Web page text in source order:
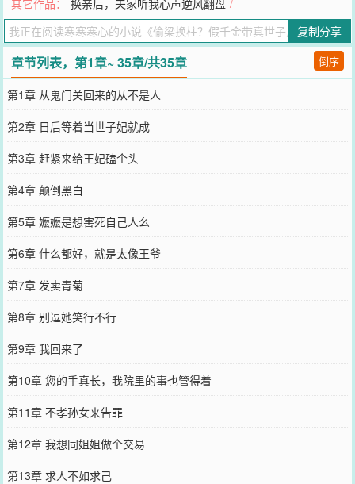
了。上辈子真千金回府后，养母嘴上说着不会厚此薄彼，转头却安排
了她和上京第一纨绔公子的亲事，迫不及待便将她出嫁。养母说：“那
是你姨母的孩子，哪有外界传的那般不堪？娘肯定是为你好才为你打
算的，你只管安心嫁过去，日后等着当世子妃就成！”司徒晔笑了。嫁
入端亲王府后方知，她夫君确实不似谣言那般顽劣，但这个世子妃她
可没命当。更可笑的是她夫君原不是所谓姨母的亲生子！那世子是个
鸠占鹊巢的假货！难怪上辈子唯一真心待她的夫君是个爹不疼娘不爱
的小可怜！再来一次，司徒晔不再犯傻。不属于自己的东西，她不要
了。但该是她的，谁也别想抢走！且看她如何带着夫君一起揭穿真
相、有仇报仇、有冤报冤！——ps：架空！！！主打朝代大乱炖！请
勿与历史挂钩！！！完结文：《换亲后，夫家听我心声逆风翻盘》
您要是觉得《
偷梁换柱？假千金带真世子反杀了
忘记向您QQ群和微博微信里的朋友推荐哦！
复制分享
章节列表，第1章~ 35章/共35章 倒序
第1章 从鬼门关回来的从不是人
第2章 日后等着当世子妃就成
第3章 赶紧来给王妃磕个头
第4章 颠倒黑白
第5章 嬷嬷是想害死自己人么
第6章 什么都好，就是太像王爷
第7章 发卖青菊
第8章 别逗她笑行不行
第9章 我回来了
第10章 您的手真长，我院里的事也管得着
第11章 不孝孙女来告罪
第12章 我想同姐姐做个交易
第13章 求人不如求己